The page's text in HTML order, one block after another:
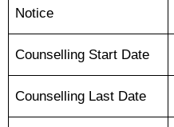
Notice
Counselling Start Date
Counselling Last Date